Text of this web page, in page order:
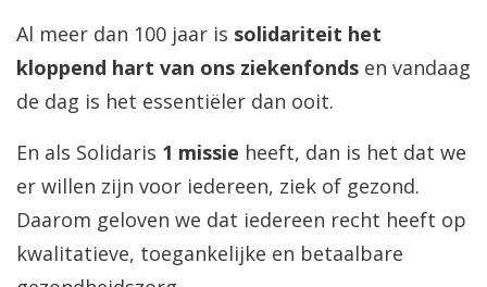
Al meer dan 100 jaar is solidariteit het
kloppend hart van ons ziekenfonds en vandaag
de dag is het essentiëler dan ooit.
En als Solidaris 1 missie heeft, dan is het dat we
er willen zijn voor iedereen, ziek of gezond.
Daarom geloven we dat iedereen recht heeft op
kwalitatieve, toegankelijke en betaalbare